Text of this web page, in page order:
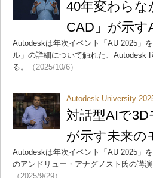
40年変わら
CAD」が示
Autodeskは年次イベント「AU 2025」
ル」の詳細について触れた、Autodesk
る。
（2025/10/6）
Autodesk University
対話型AIで
が示す未来の
Autodeskは年次イベント「AU 2025」
のアンドリュー・アナグノスト氏の講
（2025/9/29）